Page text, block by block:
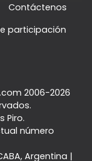
Contáctenos
participación
2006-2026
Piro.
número
Argentina |